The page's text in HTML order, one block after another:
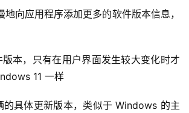
向应用程序添加更多的软件版本信息，
本，只有在用户界面发生较大变化时才
11 一样
的具体更新版本，类似于 Windows 的主